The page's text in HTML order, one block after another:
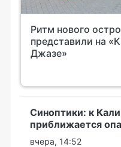
Ритм нового
представили на
Джазе»
Синоптики: к
приближается
вчера, 14:52